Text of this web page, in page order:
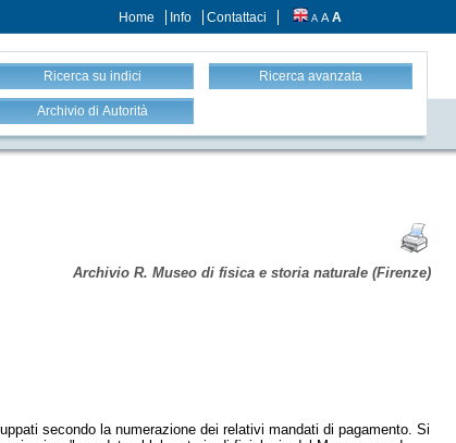
Home Info Contattaci A A A
Ricerca su indici Ricerca avanzata
Archivio di Autorità